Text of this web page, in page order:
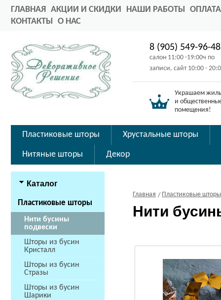
ГЛАВНАЯ АКЦИИ И СКИДКИ НАШИ РАБОТЫ ОПЛАТА
КОНТАКТЫ О НАС
8 (905) 549-96-48
салон 11:00 -19:00ч по
записи, сайт 10:00 -
Украшаем
и
помещения!
Пластиковые шторы Хрустальные шторы
Нитяные шторы Декор
Каталог
Пластиковые шторы
Нити бусины
подвески
Шторы из бусин
Кристалл
Шторы из бусин
Стразы
Шторы из бусин
Шарики
Главная Пластиковые шторы
Нити